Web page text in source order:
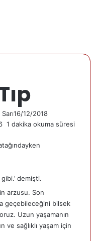
16/12/2018
1 dakika okuma süresi
gibi.’ demişti.
arzusu. Son
geçebileceğini bilsek
Uzun yaşamanın
ve sağlıklı yaşam için